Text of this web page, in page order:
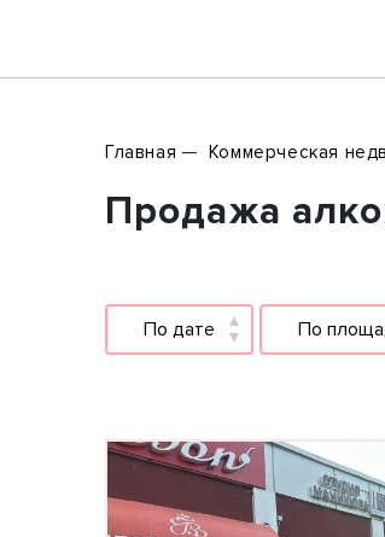
Главная Коммерческая
Продажа
По дате По